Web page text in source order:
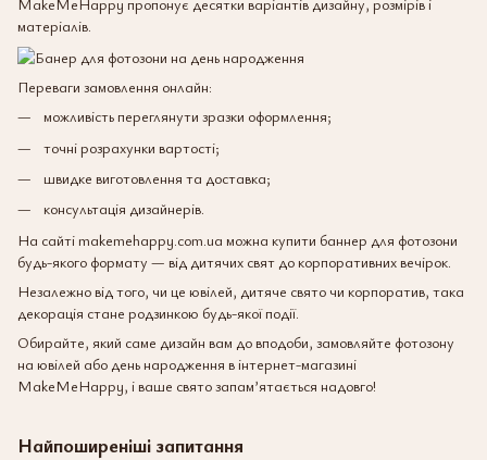
матеріалів.
Переваги замовлення онлайн:
можливість переглянути зразки оформлення;
точні розрахунки вартості;
швидке виготовлення та доставка;
консультація дизайнерів.
На сайті makemehappy.com.ua можна купити баннер для фотозони
будь-якого формату — від дитячих свят до корпоративних вечірок.
Незалежно від того, чи це ювілей, дитяче свято чи корпоратив, така
декорація стане родзинкою будь-якої події.
Обирайте, який саме дизайн вам до вподоби, замовляйте фотозону
на ювілей або день народження в інтернет-магазині
MakeMeHappy, і ваше свято запам’ятається надовго!
Найпоширеніші запитання